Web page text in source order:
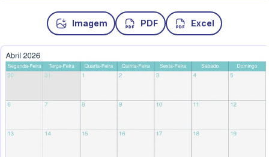
Imagem PDF Excel